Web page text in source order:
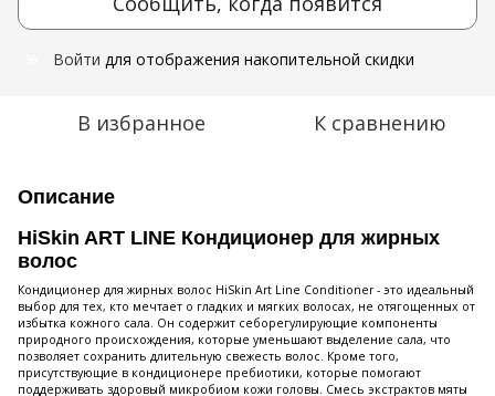
Войти для отображения накопительной скидки
В избранное К сравнению
Описание
HiSkin ART LINE Кондиционер для жирных
волос
Кондиционер для жирных волос HiSkin Art Line Conditioner - это идеальный
выбор для тех, кто мечтает о гладких и мягких волосах, не отягощенных от
избытка кожного сала. Он содержит себорегулирующие компоненты
природного происхождения, которые уменьшают выделение сала, что
позволяет сохранить длительную свежесть волос. Кроме того,
присутствующие в кондиционере пребиотики, которые помогают
поддерживать здоровый микробиом кожи головы. Смесь экстрактов мяты